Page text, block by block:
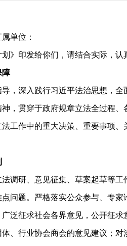
单位：
印发给你们，请结合实际，认
障
深入践行习近平法治思想，全
，贯穿于政府规章立法全过程
工作中的重大决策、重要事项
研、意见征集、草案起草等工
问题。严格落实公众参与、专
泛征求社会各界意见，公开征
、行业协会商会的意见建议；